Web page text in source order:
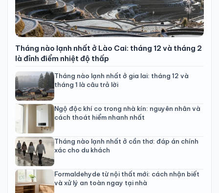
Tháng nào lạnh nhất ở Lào Cai: tháng 12 và tháng 2
là đỉnh điểm nhiệt độ thấp
Tháng nào lạnh nhất ở gia lai: tháng 12 và
tháng 1 là câu trả lời
Ngộ độc khí co trong nhà kín: nguyên nhân và
cách thoát hiểm nhanh nhất
Tháng nào lạnh nhất ở cần thơ: đáp án chính
xác cho du khách
Formaldehyde từ nội thất mới: cách nhận biết
và xử lý an toàn ngay tại nhà